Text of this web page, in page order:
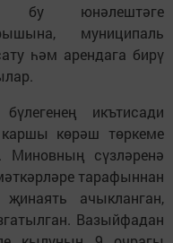
бу юнәлештәге
муниципаль
һәм арендага бирү
икътисади
көрәш төркеме
Миновның сүзләренә
тарафыннан
ачыкланган,
Вазыйфадан